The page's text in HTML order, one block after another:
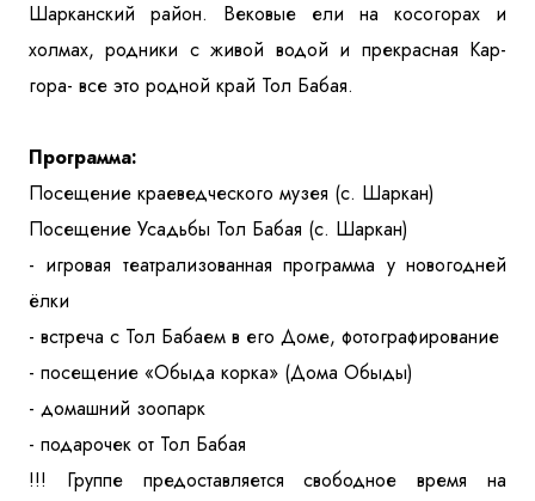
Шарканский район. Вековые ели на косогорах и
холмах, родники с живой водой и прекрасная Кар-
гора- все это родной край Тол Бабая.
Программа:
Посещение краеведческого музея (с. Шаркан)
Посещение Усадьбы Тол Бабая (с. Шаркан)
- игровая театрализованная программа у новогодней
ёлки
- встреча с Тол Бабаем в его Доме, фотографирование
- посещение «Обыда корка» (Дома Обыды)
- домашний зоопарк
- подарочек от Тол Бабая
!!! Группе предоставляется свободное время на